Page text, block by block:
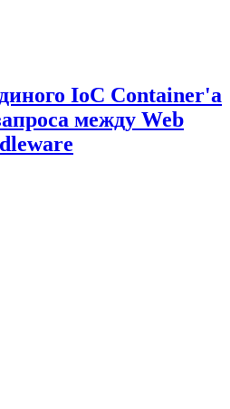
IoC Container'a
между Web